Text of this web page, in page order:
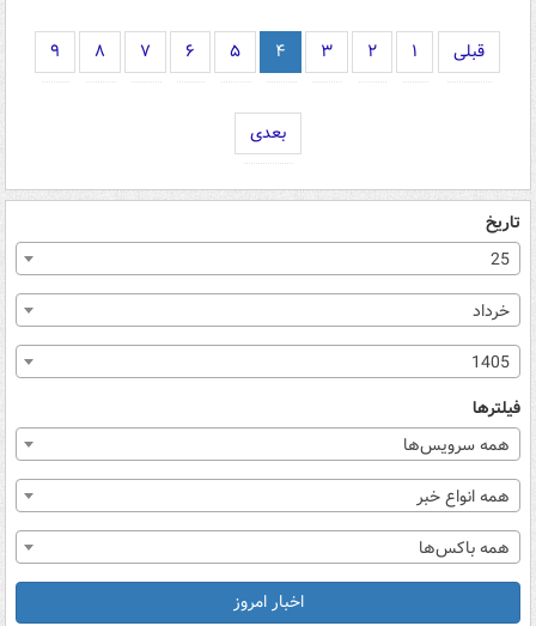
قبلی ۱ ۲ ۳ ۴ ۵ ۶ ۷ ۸ ۹
بعدی
تاریخ
25
خرداد
1405
فیلترها
همه سرویس‌ها
همه انواع خبر
همه باکس‌ها
اخبار امروز